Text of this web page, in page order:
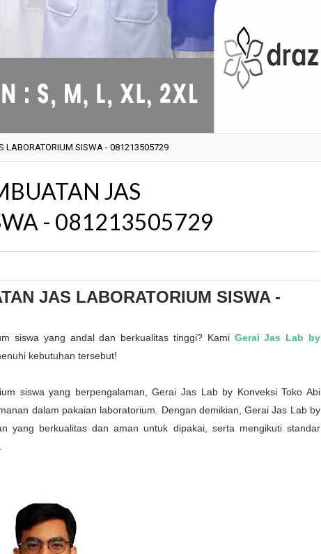
LABORATORIUM SISWA - 081213505729
JAS
- 081213505729
JAS LABORATORIUM SISWA -
siswa yang andal dan berkualitas tinggi? Kami Gerai Jas Lab by
kebutuhan tersebut!
siswa yang berpengalaman, Gerai Jas Lab by Konveksi Toko Abi
dalam pakaian laboratorium. Dengan demikian, Gerai Jas Lab by
yang berkualitas dan aman untuk dipakai, serta mengikuti standar